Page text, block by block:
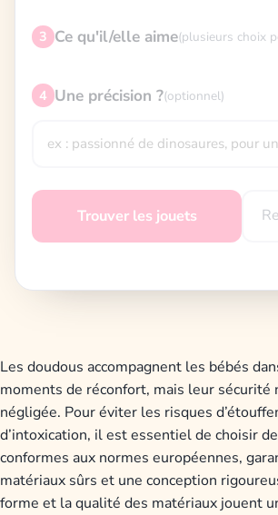
3 Ce qu'il/elle aime(plusieurs choix
4 Une précision ?(optionnel)
Trouver les jouets
Les doudous accompagnent les bébés
moments de réconfort, mais leur sécurité
négligée. Pour éviter les risques
d’intoxication, il est essentiel de choisir
conformes aux normes européennes,
matériaux sûrs et une conception
forme et la qualité des matériaux jouent